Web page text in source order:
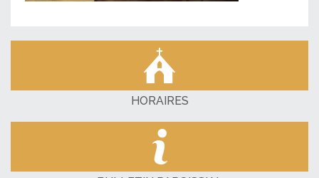
HORAIRES